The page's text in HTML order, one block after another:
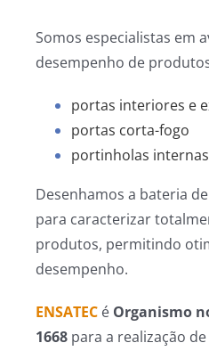
Somos especialistas em
desempenho de
portas interiores e
portas corta-fogo
portinholas
Desenhamos a bateria
para caracterizar
produtos, permitindo
desempenho.
ENSATEC é Organismo
1668 para a realização